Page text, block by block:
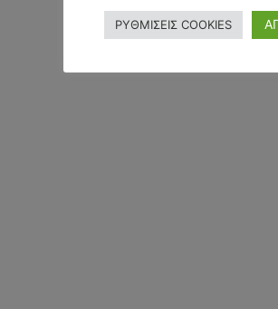
ΡΥΘΜΙΣΕΙΣ COOKIES